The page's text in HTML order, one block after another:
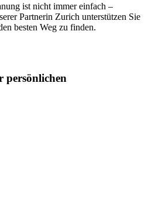
ist nicht immer einfach –
Partnerin Zurich unterstützen Sie
besten Weg zu finden.
persönlichen